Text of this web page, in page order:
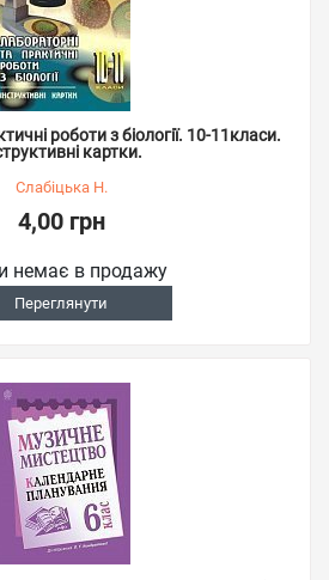
роботи з біології. 10-11класи.
картки.
Слабіцька Н.
4,00 грн
немає в продажу
Переглянути